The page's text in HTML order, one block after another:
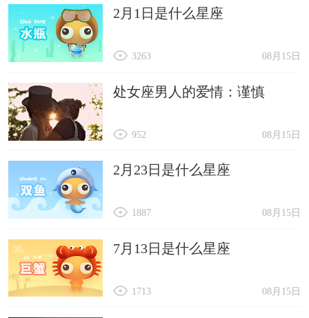
2月1日是什么星座
08月15日
3263
处女座男人的爱情：谨慎
08月15日
952
2月23日是什么星座
08月15日
1887
7月13日是什么星座
08月15日
1713